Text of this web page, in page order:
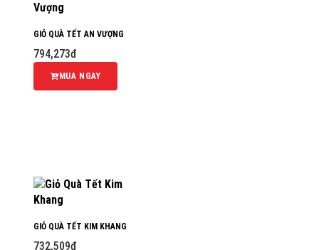
GIỎ QUÀ TẾT AN VƯỢNG
794,273đ
MUA NGAY
GIỎ QUÀ TẾT KIM KHANG
732,509đ